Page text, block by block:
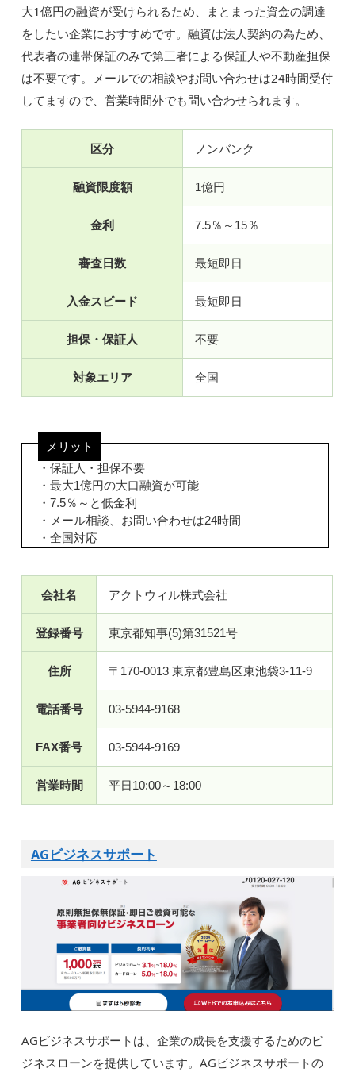
大1億円の融資が受けられるため、まとまった資金の調達
をしたい企業におすすめです。融資は法人契約の為ため、
代表者の連帯保証のみで第三者による保証人や不動産担保
は不要です。メールでの相談やお問い合わせは24時間受付
してますので、営業時間外でも問い合わせられます。
区分 ノンバンク
融資限度額 1億円
金利 7.5％～15％
審査日数 最短即日
入金スピード 最短即日
担保・保証人 不要
対象エリア 全国
メリット
・保証人・担保不要
・最大1億円の大口融資が可能
・7.5％～と低金利
・メール相談、お問い合わせは24時間
・全国対応
会社名 アクトウィル株式会社
登録番号 東京都知事(5)第31521号
住所 〒170-0013 東京都豊島区東池袋3-11-9
電話番号 03-5944-9168
FAX番号 03-5944-9169
営業時間 平日10:00～18:00
AGビジネスサポート
AGビジネスサポートは、企業の成長を支援するためのビ
ジネスローンを提供しています。AGビジネスサポートの